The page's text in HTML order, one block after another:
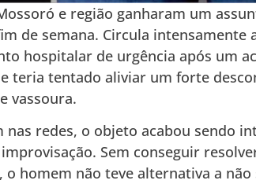
e região ganharam um
de semana. Circula intensamente
hospitalar de urgência após um
teria tentado aliviar um forte
vassoura.
redes, o objeto acabou sendo
Sem conseguir
o homem não teve alternativa a